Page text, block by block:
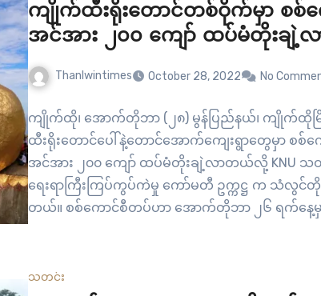
ကျိုက်ထီးရိုးတောင်တစ်ဝိုက်မှာ စစ်
အင်အား ၂၀၀ ကျော် ထပ်မံတိုးချဲ့လ
Thanlwintimes October 28, 2022 No
ကျိုက်ထို၊ အောက်တိုဘာ (၂၈) မွန်ပြည်နယ်၊ ကျိုက်ထို
ထီးရိုးတောင်ပေါ်နဲ့တောင်အောက်ကျေးရွာတွေမှာ စ
အင်အား ၂၀၀ ကျော် ထပ်မံတိုးချဲ့လာတယ်လို့ KNU
ရေးရာကြီးကြပ်ကွပ်ကဲမှု ကော်မတီ ဥက္ကဋ္ဌ က သံလွင်တိုင်
တယ်။ စစ်ကောင်စီတပ်ဟာ အောက်တိုဘာ ၂၆ ရက်နေ့
သတင်း